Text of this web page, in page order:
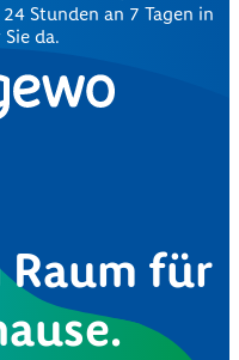
Stunden an 7 Tagen in
da.
für